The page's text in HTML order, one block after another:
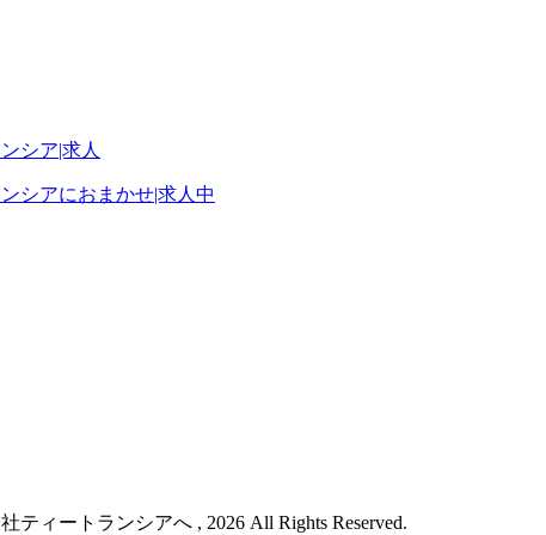
シアにおまかせ|求人中
ィートランシアへ , 2026 All Rights Reserved.